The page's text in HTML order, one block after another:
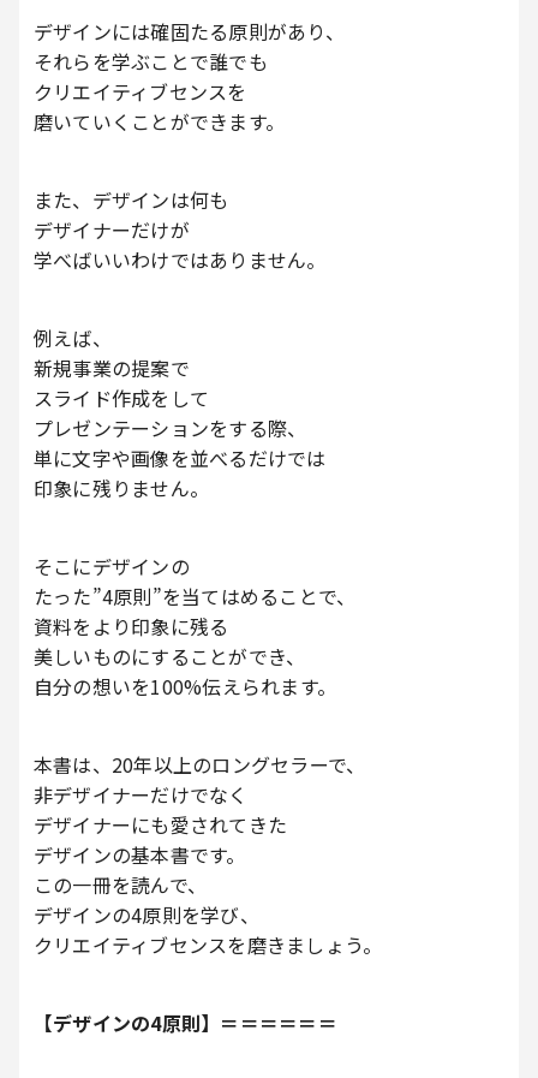
デザインには確固たる原則があり、
それらを学ぶことで誰でも
クリエイティブセンスを
磨いていくことができます。
また、デザインは何も
デザイナーだけが
学べばいいわけではありません。
例えば、
新規事業の提案で
スライド作成をして
プレゼンテーションをする際、
単に文字や画像を並べるだけでは
印象に残りません。
そこにデザインの
たった”4原則”を当てはめることで、
資料をより印象に残る
美しいものにすることができ、
自分の想いを100%伝えられます。
本書は、20年以上のロングセラーで、
非デザイナーだけでなく
デザイナーにも愛されてきた
デザインの基本書です。
この一冊を読んで、
デザインの4原則を学び、
クリエイティブセンスを磨きましょう。
【デザインの4原則】＝＝＝＝＝＝